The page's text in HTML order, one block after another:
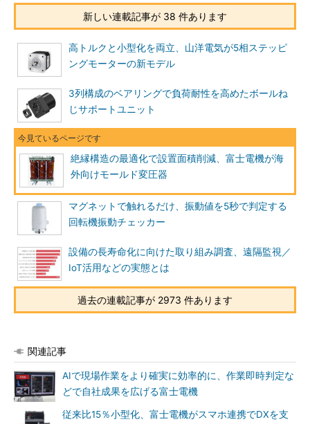
新しい連載記事が 38 件あります
高トルクと小型化を両立、山洋電気が5相ステッピ
ングモーターの新モデル
3列構成のベアリングで負荷耐性を高めたボールね
じサポートユニット
絶縁構造の最適化で設置面積削減、富士電機が海
外向けモールド変圧器
マグネットで触れるだけ、振動値を5秒で判定する
回転機振動チェッカー
設備の長寿命化に向けた取り組み調査、遠隔監視／
IoT活用などの実態とは
過去の連載記事が 2973 件あります
関連記事
AIで現場作業をより確実に効率的に、作業即時判定な
どで自社成果を広げる富士電機
従来比15％小型化、富士電機がスマホ連携でDXを支